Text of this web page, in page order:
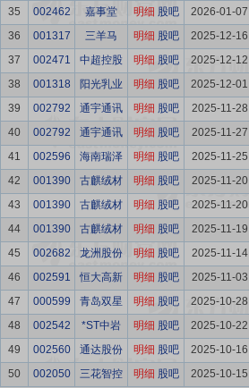
35
002462 嘉事堂 明细 股吧 2026-01-07
36
001317 三羊马 明细 股吧 2025-12-16
37
002471 中超控股 明细 股吧 2025-12-12
38
001318 阳光乳业 明细 股吧 2025-12-01
39
002792 通宇通讯 明细 股吧 2025-11-28
40
002792 通宇通讯 明细 股吧 2025-11-27
41
002596 海南瑞泽 明细 股吧 2025-11-25
42
001390 古麒绒材 明细 股吧 2025-11-20
43
001390 古麒绒材 明细 股吧 2025-11-20
44
001390 古麒绒材 明细 股吧 2025-11-19
45
002682 龙洲股份 明细 股吧 2025-11-14
46
002591 恒大高新 明细 股吧 2025-11-03
47
000599 青岛双星 明细 股吧 2025-10-28
48
002542 *ST中岩 明细 股吧 2025-10-22
49
002560 通达股份 明细 股吧 2025-10-16
50
002050 三花智控 明细 股吧 2025-10-15